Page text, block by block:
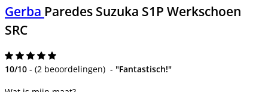
Gerba Paredes Suzuka S1P Werkschoen
SRC
10/10 - (2 beoordelingen) - "Fantastisch!"